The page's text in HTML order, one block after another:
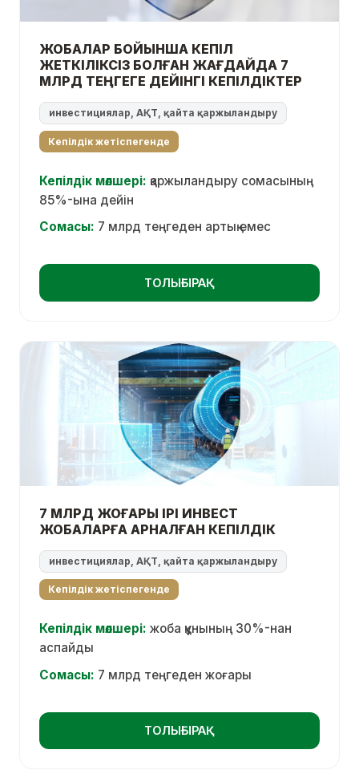
ЖОБАЛАР БОЙЫНША КЕПІЛ
ЖЕТКІЛІКСІЗ БОЛҒАН ЖАҒДАЙДА 7
МЛРД ТЕҢГЕГЕ ДЕЙІНГІ КЕПІЛДІКТЕР
инвестициялар, АҚТ, қайта қаржыландыру
Кепілдік жетіспегенде
Кепілдік мөлшері: қаржыландыру сомасының
85%-ына дейін
Сомасы: 7 млрд теңгеден артық емес
ТОЛЫҒЫРАҚ
7 МЛРД ЖОҒАРЫ ІРІ ИНВЕСТ
ЖОБАЛАРҒА АРНАЛҒАН КЕПІЛДІК
инвестициялар, АҚТ, қайта қаржыландыру
Кепілдік жетіспегенде
Кепілдік мөлшері: жоба құнының 30%-нан
аспайды
Сомасы: 7 млрд теңгеден жоғары
ТОЛЫҒЫРАҚ